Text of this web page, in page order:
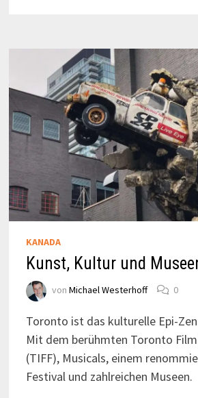
KANADA
Kunst, Kultur und
von Michael Westerhoff 0
Toronto ist das kulturelle Epi-
Mit dem berühmten Toronto
(TIFF), Musicals, einem
Festival und zahlreichen Museen.